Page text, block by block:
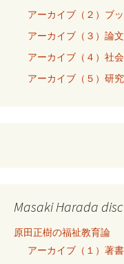
アーカイブ（２）ブ
アーカイブ（３）論文
アーカイブ（４）社
アーカイブ（５）研
Masaki Harada
原田正樹の福祉教育論
アーカイブ（１）著書